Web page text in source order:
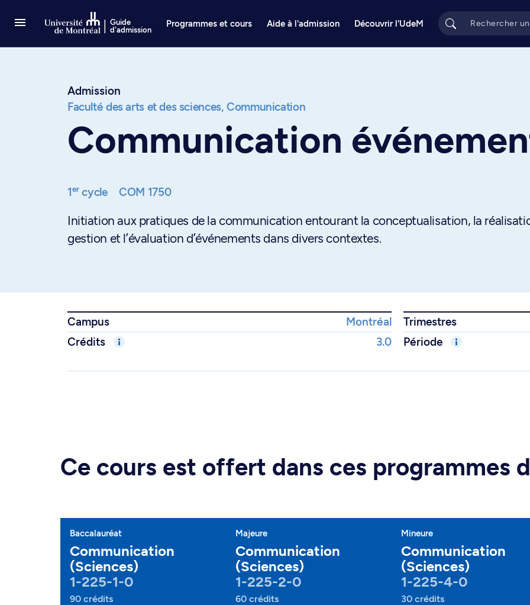
Guide
d'admission
Programmes et cours Aide à l'admission Découvrir l'UdeM
Admission
Faculté des arts et des sciences, Communication
Communication
1ercycle COM 1750
Initiation aux pratiques de la communication entourant la conceptualisation, la
gestion et l’évaluation d’événements dans divers contextes.
Campus Montréal
Trimestres
Crédits
3.0 Période
Ce cours est offert dans ces programmes
Baccalauréat
Communication
(Sciences)
1-225-1-0
90 crédits
Majeure
Communication
(Sciences)
1-225-2-0
60 crédits
Mineure
Communication
(Sciences)
1-225-4-0
30 crédits